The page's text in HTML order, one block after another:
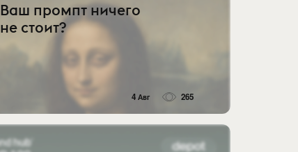
Ваш промпт ничего
не стоит?
4 Авг 265